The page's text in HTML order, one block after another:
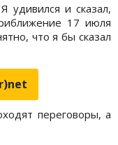
удивился и сказал,
17 июля
что я бы сказал
переговоры, а